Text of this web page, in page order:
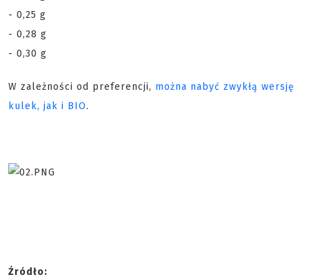
- 0,25 g
- 0,28 g
- 0,30 g
W zależności od preferencji, można nabyć zwykłą wersję
kulek, jak i BIO.
Źródło: